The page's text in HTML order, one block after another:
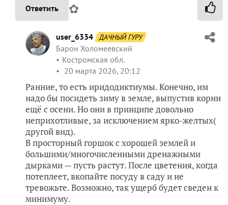
Ответить ✿
user_6334 ДАЧНЫЙ ГУРУ
Барон Холомеевский
Костромская обл.
20 марта 2026, 20:12
Ранние, то есть иридодиктиумы. Конечно, им
надо бы посидеть зиму в земле, выпустив корни
ещё с осени. Но они в принципе довольно
неприхотливые, за исключением ярко-желтых(
другой вид).
В просторный горшок с хорошей землей и
большими/многочисленными дренажными
дырками — пусть растут. После цветения, когда
потеплеет, вкопайте посуду в саду и не
тревожьте. Возможно, так ущерб будет сведен к
минимуму.